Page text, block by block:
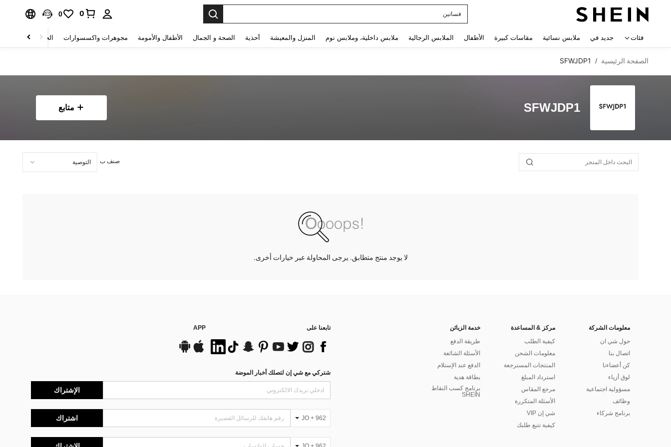
فساتين
0
0
فئات جديد في ملابس نسائية مقاسات كبيرة الأطفال الملابس الرجالية ملابس داخلية، وملابس نوم المنزل والمعيشة أحذية الصحة و الجمال الأطفال والأمومة مجوهرات واكسسوارات الحقائب والأمتعة
الصفحة الرئيسية /
SFWJDP1
SFWJDP1 متابع
صنف ب
لا يوجد منتج متطابق. يرجى المحاولة عبر خيارات أخرى.
معلومات الشركة
حول شي ان
اتصال بنا
كن أعضاءنا
لوق أزياء
مسؤولية اجتماعية
وظائف
برنامج شركاء
مركز & المساعدة
كيفية الطلب
معلومات الشحن
المنتجات المسترجعة
استرداد المبلغ
مرجع المقاس
الأسئلة المتكررة
شي إن VIP
كيفية تتبع طلبك
خدمة الزبائن
طريقة الدفع
الأسئلة الشائعة
الدفع عند الإستلام
بطاقة هدية
برنامج كسب النقاط
SHEIN
تابعنا على APP
شتركي مع شي إن لتصلك أخبار الموضة
الإشتراك
JO + 962 اشتراك